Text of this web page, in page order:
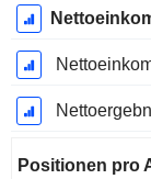
Positionen pro